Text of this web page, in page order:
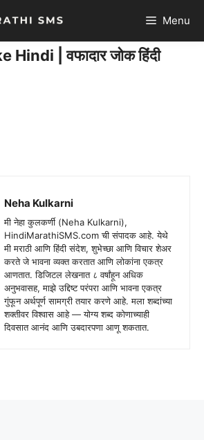
Menu
| वफादार जोक हिंदी
Neha Kulkarni
मी नेहा कुलकर्णी (Neha Kulkarni),
HindiMarathiSMS.com ची संपादक आहे. येथे
मी मराठी आणि हिंदी संदेश, शुभेच्छा आणि विचार शेअर
करते जे भावना व्यक्त करतात आणि लोकांना एकत्र
आणतात. डिजिटल लेखनात ८ वर्षांहून अधिक
अनुभवासह, माझे उद्दिष्ट परंपरा आणि भावना एकत्र
गुंफून अर्थपूर्ण सामग्री तयार करणे आहे. मला शब्दांच्या
शक्तीवर विश्वास आहे — योग्य शब्द कोणाच्याही
दिवसात आनंद आणि उबदारपणा आणू शकतात.